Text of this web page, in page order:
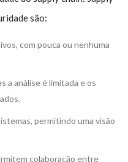
são:
com pouca ou nenhuma
a análise é limitada e os
permitindo uma visão
colaboração entre